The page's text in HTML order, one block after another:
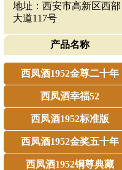
地址：西安市高新区西部
大道117号
产品名称
西凤酒1952金尊二十年
西凤酒幸福52
西凤酒1952标准版
西凤酒1952金奖五十年
西凤酒1952铜尊典藏